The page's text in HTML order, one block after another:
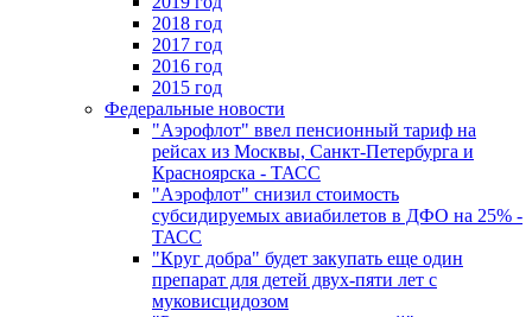
2018 год
2017 год
2016 год
2015 год
Федеральные новости
"Аэрофлот" ввел пенсионный тариф на
рейсах из Москвы, Санкт-Петербурга и
Красноярска - ТАСС
"Аэрофлот" снизил стоимость
субсидируемых авиабилетов в ДФО на 25% -
ТАСС
"Круг добра" будет закупать еще один
препарат для детей двух-пяти лет с
муковисцидозом